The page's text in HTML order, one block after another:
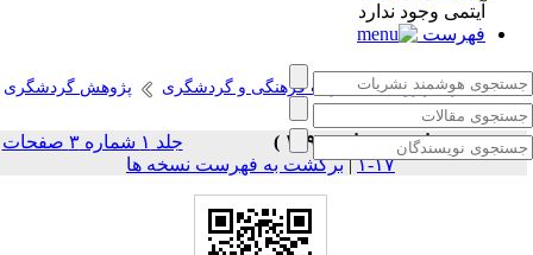
آیتمی وجود ندارد
فهرست
انتشارات پژوهشگاه میراث فرهنگی و گردشگری پژوهش گردشگری
دوره ۱، شماره ۳ - ( پاییز ۱۳۹۸ )
جلد ۱ شماره ۳ صفحات
۱۷-۱
|برگشت به فهرست نسخه ها